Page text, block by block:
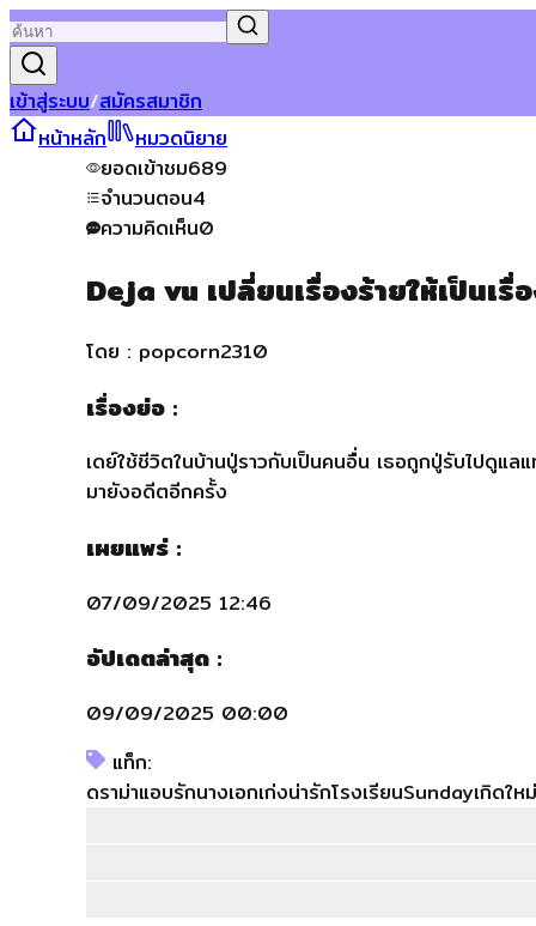
เข้าสู่ระบบ/สมัครสมาชิก
หน้าหลัก
หมวดนิยาย
ยอดเข้าชม689
จำนวนตอน4
ความคิดเห็น0
Deja vu เปลี่ยนเรื่องร้ายให้เป็นเรื่
โดย : popcorn2310
เรื่องย่อ :
เดย์ใช้ชีวิตในบ้านปู่ราวกับเป็นคนอื่น เธอถูกปู่รับไปดูแ
มายังอดีตอีกครั้ง
เผยแพร่ :
07/09/2025 12:46
อัปเดตล่าสุด :
09/09/2025 00:00
แท็ก:
ดราม่าแอบรักนางเอกเก่งน่ารักโรงเรียนSundayเกิดใหม่